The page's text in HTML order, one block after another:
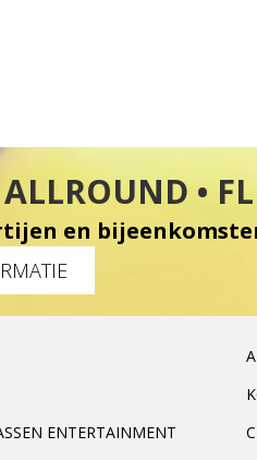
ALLROUND •
en
ENTERTAINMENT